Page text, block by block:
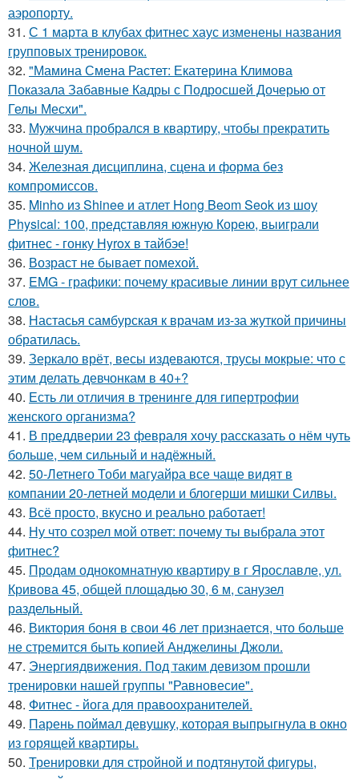
аэропорту.
31. С 1 марта в клубах фитнес хаус изменены названия
групповых тренировок.
32. "Мамина Смена Растет: Екатерина Климова
Показала Забавные Кадры с Подросшей Дочерью от
Гелы Месхи".
33. Мужчина пробрался в квартиру, чтобы прекратить
ночной шум.
34. Железная дисциплина, сцена и форма без
компромиссов.
35. Minho из Shinee и атлет Hong Beom Seok из шоу
Physical: 100, представляя южную Корею, выиграли
фитнес - гонку Hyrox в тайбэе!
36. Возраст не бывает помехой.
37. EMG - графики: почему красивые линии врут сильнее
слов.
38. Настасья самбурская к врачам из-за жуткой причины
обратилась.
39. Зеркало врёт, весы издеваются, трусы мокрые: что с
этим делать девчонкам в 40+?
40. Есть ли отличия в тренинге для гипертрофии
женского организма?
41. В преддверии 23 февраля хочу рассказать о нём чуть
больше, чем сильный и надёжный.
42. 50-Летнего Тоби магуайра все чаще видят в
компании 20-летней модели и блогерши мишки Силвы.
43. Всё просто, вкусно и реально работает!
44. Ну что созрел мой ответ: почему ты выбрала этот
фитнес?
45. Продам однокомнатную квартиру в г Ярославле, ул.
Кривова 45, общей площадью 30, 6 м, санузел
раздельный.
46. Виктория боня в свои 46 лет признается, что больше
не стремится быть копией Анджелины Джоли.
47. Энергиядвижения. Под таким девизом прошли
тренировки нашей группы "Равновесие".
48. Фитнес - йога для правоохранителей.
49. Парень поймал девушку, которая выпрыгнула в окно
из горящей квартиры.
50. Тренировки для стройной и подтянутой фигуры,